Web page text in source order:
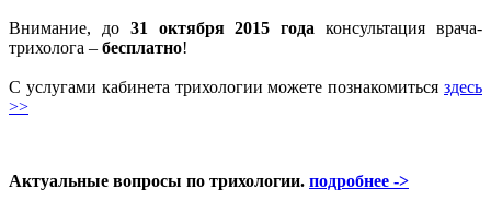
Внимание, до 31 октября 2015 года консультация врача-
трихолога – бесплатно!
С услугами кабинета трихологии можете познакомиться здесь
>>
Актуальные вопросы по трихологии. подробнее ->